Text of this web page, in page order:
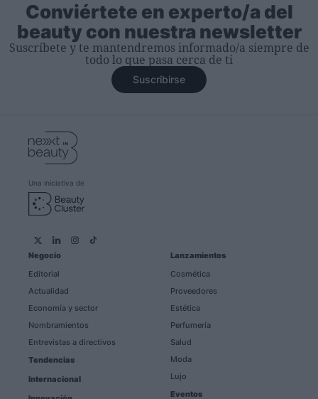
Conviértete en experto/a del
beauty con nuestra newsletter
Suscríbete y te mantendremos informado/a siempre de
todo lo que pasa cerca de ti
Suscribirse
Una iniciativa de
Negocio
Editorial
Actualidad
Economía y sector
Nombramientos
Entrevistas a directivos
Tendencias
Internacional
Lanzamientos
Cosmética
Proveedores
Estética
Perfumería
Salud
Moda
Lujo
Eventos